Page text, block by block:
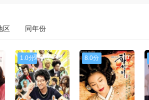
区 同年份
1.0分更新至04集 8.0分 hd